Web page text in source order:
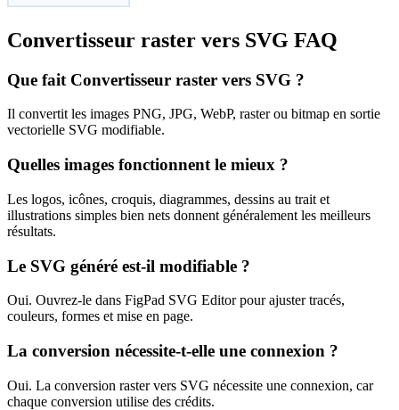
Convertisseur raster vers SVG FAQ
Que fait Convertisseur raster vers SVG ?
Il convertit les images PNG, JPG, WebP, raster ou bitmap en sortie
vectorielle SVG modifiable.
Quelles images fonctionnent le mieux ?
Les logos, icônes, croquis, diagrammes, dessins au trait et
illustrations simples bien nets donnent généralement les meilleurs
résultats.
Le SVG généré est-il modifiable ?
Oui. Ouvrez-le dans FigPad SVG Editor pour ajuster tracés,
couleurs, formes et mise en page.
La conversion nécessite-t-elle une connexion ?
Oui. La conversion raster vers SVG nécessite une connexion, car
chaque conversion utilise des crédits.